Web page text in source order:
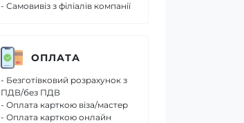
- Самовивіз з філіалів компанії
ОПЛАТА
- Безготівковий розрахунок з
ПДВ/без ПДВ
- Оплата карткою віза/мастер
- Оплата карткою онлайн